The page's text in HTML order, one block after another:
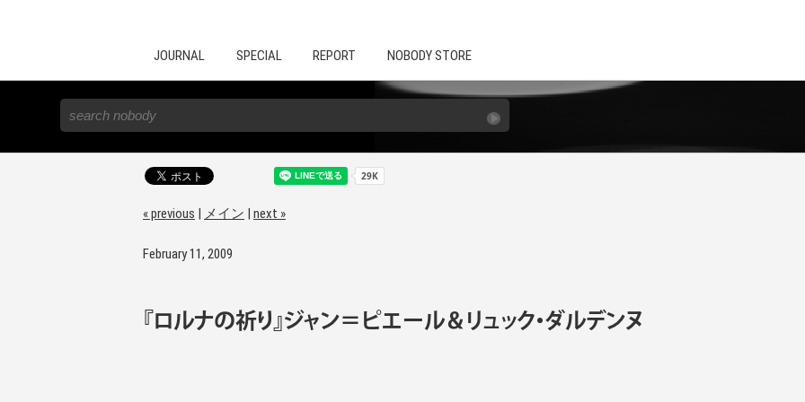
JOURNAL SPECIAL REPORT NOBODY STORE
« previous | メイン | next »
February 11, 2009
『ロルナの祈り』ジャン＝ピエール＆リュック・ダルデンヌ